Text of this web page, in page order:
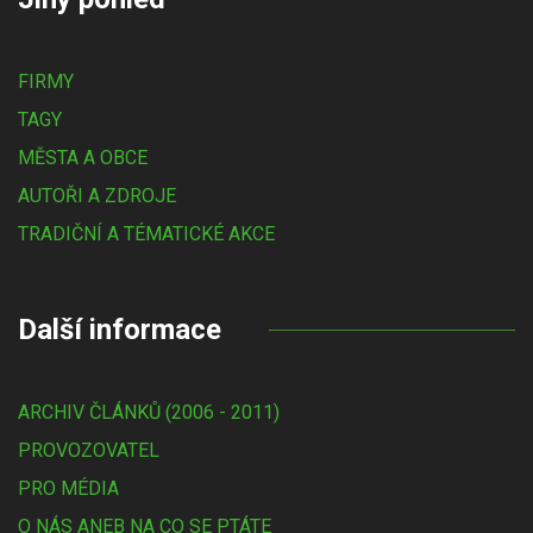
FIRMY
TAGY
MĚSTA A OBCE
AUTOŘI A ZDROJE
TRADIČNÍ A TÉMATICKÉ AKCE
Další informace
ARCHIV ČLÁNKŮ (2006 - 2011)
PROVOZOVATEL
PRO MÉDIA
O NÁS ANEB NA CO SE PTÁTE